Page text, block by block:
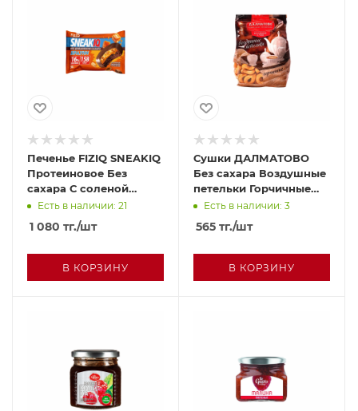
Печенье FIZIQ SNEAKIQ
Протеиновое Без
сахара С соленой
карамелью и арахисом
Есть в наличии: 21
1 080 тг./шт
В КОРЗИНУ
Сушки ДАЛМАТОВО
Без сахара Воздушные
петельки Горчичные
170гЕсть в наличии: 3
565 тг./шт
В КОРЗИНУ